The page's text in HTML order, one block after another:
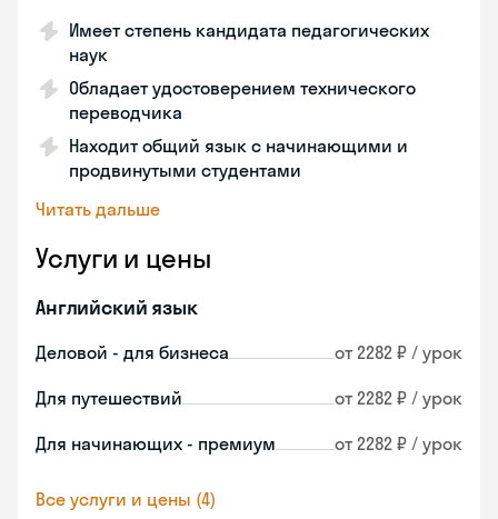
Имеет степень кандидата педагогических
наук
Обладает удостоверением технического
переводчика
Находит общий язык с начинающими и
продвинутыми студентами
Читать дальше
Услуги и цены
Английский язык
Деловой - для бизнеса от 2282 ₽ / урок
Для путешествий от 2282 ₽ / урок
Для начинающих - премиум от 2282 ₽ / урок
Все услуги и цены (4)